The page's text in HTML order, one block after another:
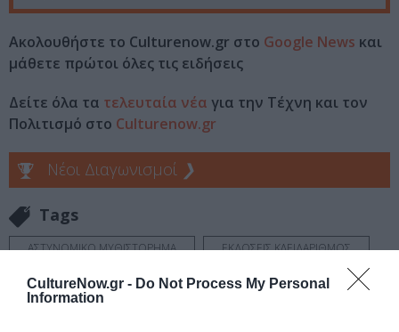
CultureNow.gr - Do Not Process My Personal
Information
Ακολουθήστε το Culturenow.gr στο Google News και
μάθετε πρώτοι όλες τις ειδήσεις
Δείτε όλα τα τελευταία νέα για την Τέχνη και τον
Πολιτισμό στο Culturenow.gr
Νέοι Διαγωνισμοί ❯
Tags
ΑΣΤΥΝΟΜΙΚΟ ΜΥΘΙΣΤΟΡΗΜΑ
ΕΚΔΟΣΕΙΣ ΚΛΕΙΔΑΡΙΘΜΟΣ
ΞΕΝΟΙ ΣΥΓΓΡΑΦΕΙΣ
ΠΕΖΟΓΡΑΦΙΑ